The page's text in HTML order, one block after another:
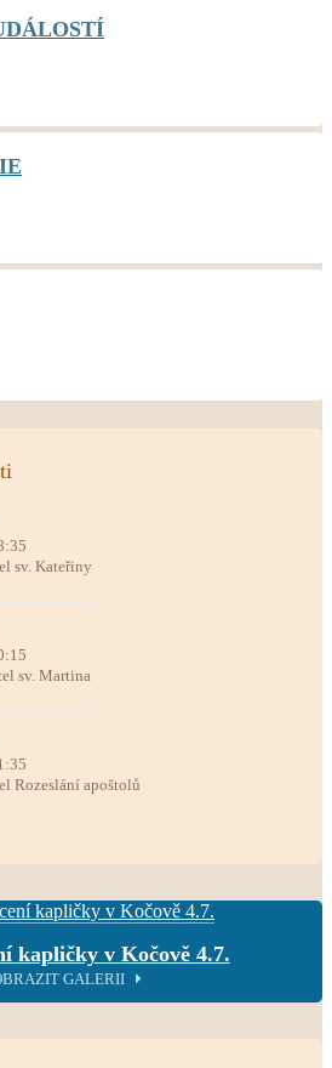
sv. Kateřiny
sv. Martina
Rozeslání apoštolů
kapličky v Kočově 4.7.
GALERII